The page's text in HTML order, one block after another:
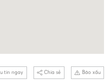
tin ngay Chia sẻ Báo xấu